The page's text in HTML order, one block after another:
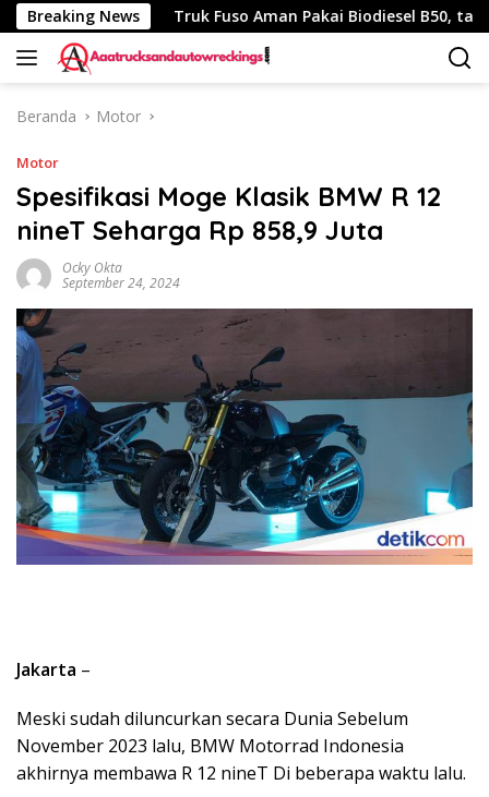
Langsung
ke
konten
Breaking News
340 Km Truk Fuso Aman Pakai Biodiesel B50, tapi Ada
Beranda Motor
Motor
Spesifikasi Moge Klasik BMW R 12
nineT Seharga Rp 858,9 Juta
Ocky Okta
September 24, 2024
Jakarta –
Meski sudah diluncurkan secara Dunia Sebelum
November 2023 lalu, BMW Motorrad Indonesia
akhirnya membawa R 12 nineT Di beberapa waktu lalu.